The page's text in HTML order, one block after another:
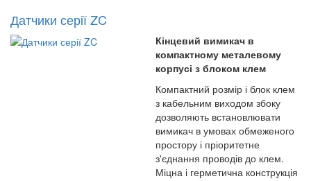
Датчики серії ZC
Кінцевий вимикач в
компактному металевому
корпусі з блоком клем
Компактний розмір і блок клем
з кабельним виходом збоку
дозволяють встановлювати
вимикач в умовах обмеженого
простору і пріоритетне
з'єднання проводів до клем.
Міцна і герметична конструкція